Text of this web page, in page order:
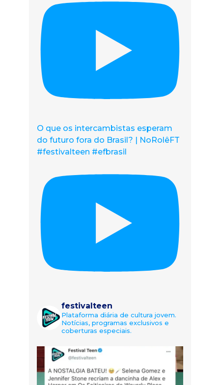
O que os intercambistas esperam
do futuro fora do Brasil? | NoRolêFT
#festivalteen #efbrasil
festivalteen
Plataforma diária de cultura jovem.
Notícias, programas exclusivos e
coberturas especiais.